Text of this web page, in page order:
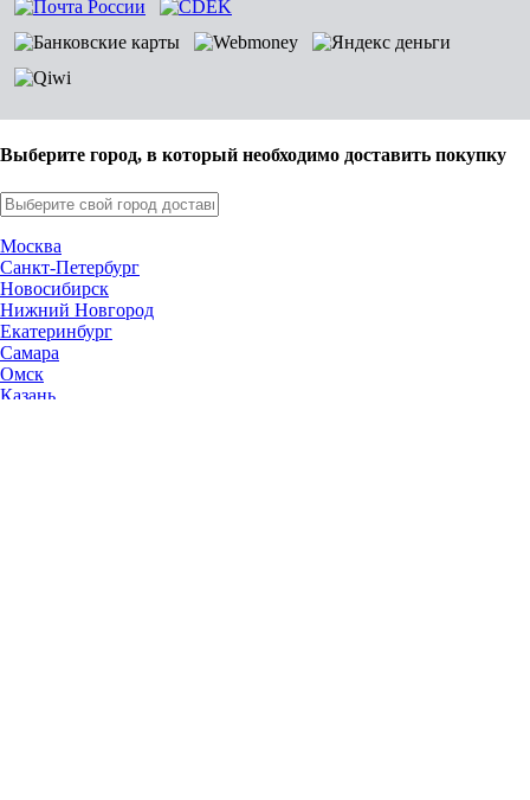
Выберите город, в который необходимо доставить покупку
Москва
Санкт-Петербург
Новосибирск
Нижний Новгород
Екатеринбург
Самара
Омск
Казань